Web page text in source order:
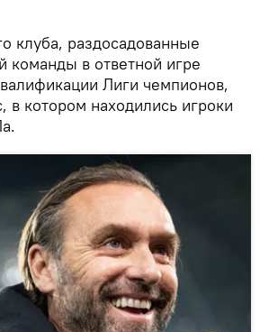
клуба, раздосадованные
команды в ответной игре
Лиги чемпионов,
в котором находились игроки